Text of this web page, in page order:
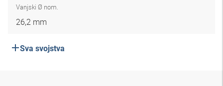
Vanjski Ø nom.
26,2 mm
Sva svojstva